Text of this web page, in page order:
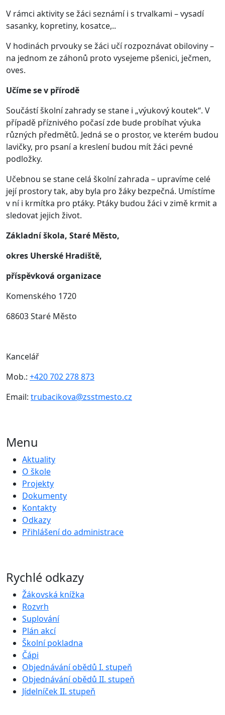
V rámci aktivity se žáci seznámí i s trvalkami – vysadí
sasanky, kopretiny, kosatce,..
V hodinách prvouky se žáci učí rozpoznávat obiloviny –
na jednom ze záhonů proto vysejeme pšenici, ječmen,
oves.
Učíme se v přírodě
Součástí školní zahrady se stane i „výukový koutek“. V
případě příznivého počasí zde bude probíhat výuka
různých předmětů. Jedná se o prostor, ve kterém budou
lavičky, pro psaní a kreslení budou mít žáci pevné
podložky.
Učebnou se stane celá školní zahrada – upravíme celé
její prostory tak, aby byla pro žáky bezpečná. Umístíme
v ní i krmítka pro ptáky. Ptáky budou žáci v zimě krmit a
sledovat jejich život.
Základní škola, Staré Město,
okres Uherské Hradiště,
příspěvková organizace
Komenského 1720
68603 Staré Město
Kancelář
Mob.: +420 702 278 873
Email: trubacikova@zsstmesto.cz
Menu
Aktuality
O škole
Projekty
Dokumenty
Kontakty
Odkazy
Přihlášení do administrace
Rychlé odkazy
Žákovská knížka
Rozvrh
Suplování
Plán akcí
Školní pokladna
Čápi
Objednávání obědů I. stupeň
Objednávání obědů II. stupeň
Jídelníček II. stupeň